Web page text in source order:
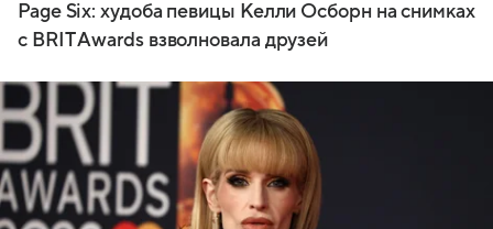
Page Six: худоба певицы Келли Осборн на снимках
с BRIT Awards взволновала друзей